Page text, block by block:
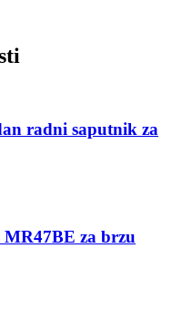
radni saputnik za
MR47BE za brzu